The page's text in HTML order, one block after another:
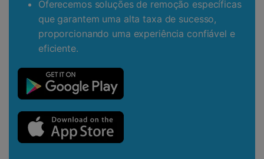
Oferecemos soluções de remoção específicas
que garantem uma alta taxa de sucesso,
proporcionando uma experiência confiável e
eficiente.